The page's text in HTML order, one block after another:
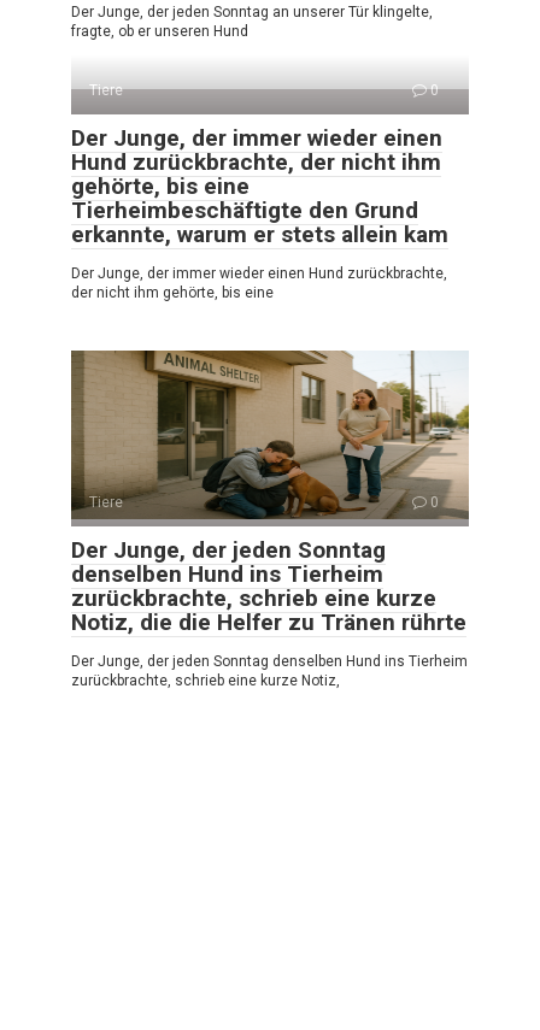
Der Junge, der jeden Sonntag an unserer Tür klingelte,
fragte, ob er unseren Hund
Tiere 0
Der Junge, der immer wieder einen
Hund zurückbrachte, der nicht ihm
gehörte, bis eine
Tierheimbeschäftigte den Grund
erkannte, warum er stets allein kam
Der Junge, der immer wieder einen Hund zurückbrachte,
der nicht ihm gehörte, bis eine
Tiere 0
Der Junge, der jeden Sonntag
denselben Hund ins Tierheim
zurückbrachte, schrieb eine kurze
Notiz, die die Helfer zu Tränen rührte
Der Junge, der jeden Sonntag denselben Hund ins Tierheim
zurückbrachte, schrieb eine kurze Notiz,